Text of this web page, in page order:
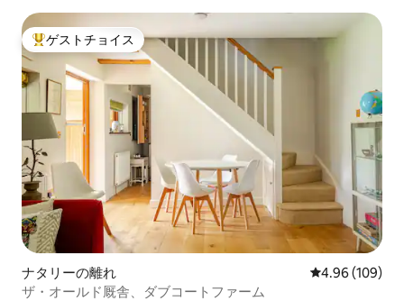
わずか2.5マイルの距離にあり、ロンド
ン、ガトウィック、ブライトン、イース
トボーンに行く電車があります。 ロンド
ン・ガトウィック空港（LGW）から車で
45分、ロンドン・ヒースロー空港
（LHR）から車で約1時間15分です。 公共
交通機関は限られており、お車をお持ち
でない場合はタクシーをご利用いただく
ことをおすすめします。 納屋からは、庭
園を一望できる寝室を含め、広大な景色
が眺められます。 納屋は、干し草のため
に育てられている大きな緑の野原に隣接
しています。 マウント・キャバーンとし
て知られる古代サクソンの墓塚の後ろに
沈む夕日。 空を燃やすような夕日が最高
です！
大好評のゲストチョイスです。
ゲストチョイス
ナタリーの離れ レビュー109
4.96 (109)
ザ・オールド厩舎、ダブコートファーム